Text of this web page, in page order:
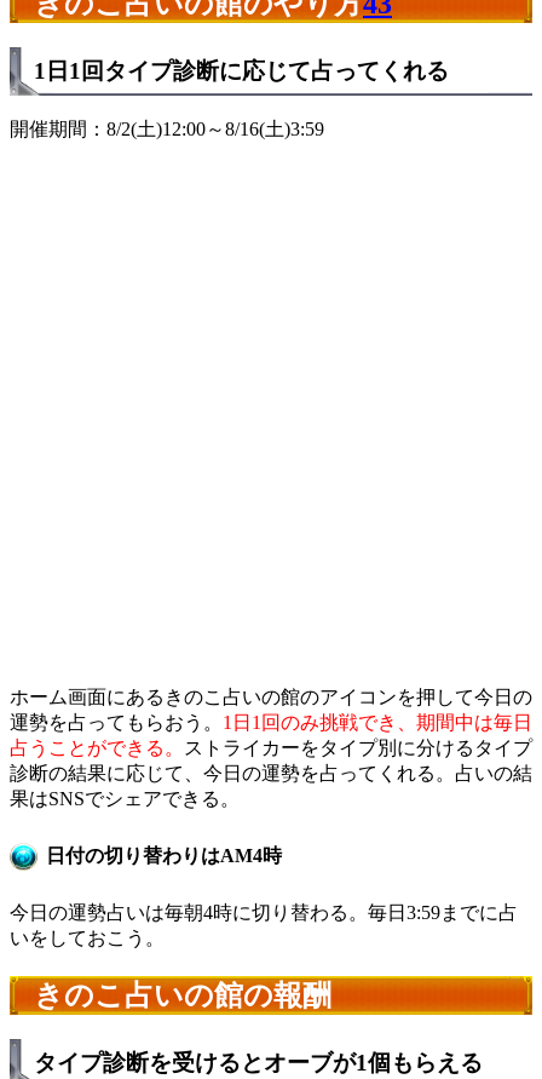
1日1回タイプ診断に応じて占ってくれる
開催期間：8/2(土)12:00～8/16(土)3:59
ホーム画面にあるきのこ占いの館のアイコンを押して今日の
運勢を占ってもらおう。 1日1回のみ挑戦でき、期間中は毎日
占うことができる。
ストライカーをタイプ別に分けるタイプ
診断の結果に応じて、今日の運勢を占ってくれる。占いの結
果はSNSでシェアできる。
日付の切り替わりはAM4時
今日の運勢占いは毎朝4時に切り替わる。毎日3:59までに占
いをしておこう。
きのこ占いの館の報酬
タイプ診断を受けるとオーブが1個もらえる